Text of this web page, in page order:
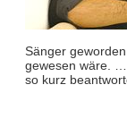
Sänger
gewesen wäre.
so kurz